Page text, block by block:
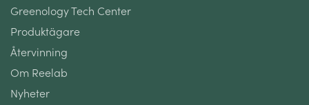
Greenology Tech Center
Produktägare
Återvinning
Om Reelab
Nyheter